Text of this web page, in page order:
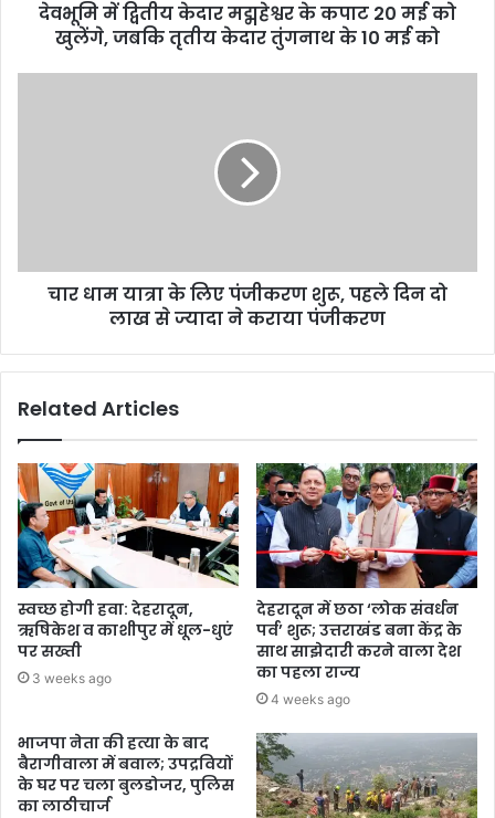
देवभूमि में द्वितीय केदार मद्महेश्वर के कपाट 20 मई को
खुलेंगे, जबकि तृतीय केदार तुंगनाथ के 10 मई को
चार धाम यात्रा के लिए पंजीकरण शुरू, पहले दिन दो
लाख से ज्यादा ने कराया पंजीकरण
Related Articles
स्वच्छ होगी हवा: देहरादून,
ऋषिकेश व काशीपुर में धूल-धुएं
पर सख्ती
3 weeks ago
देहरादून में छठा ‘लोक संवर्धन
पर्व’ शुरू; उत्तराखंड बना केंद्र के
साथ साझेदारी करने वाला देश
का पहला राज्य
4 weeks ago
भाजपा नेता की हत्या के बाद
बैरागीवाला में बवाल; उपद्रवियों
के घर पर चला बुलडोजर, पुलिस
का लाठीचार्ज